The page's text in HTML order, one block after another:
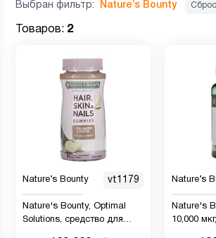
Выбран фильтр: Nature’s Bounty
Товаров: 2
Nature’s Bounty vt1179
Nature's Bounty, Optimal
Solutions, средство для
Nature’s
Nature's
10,000